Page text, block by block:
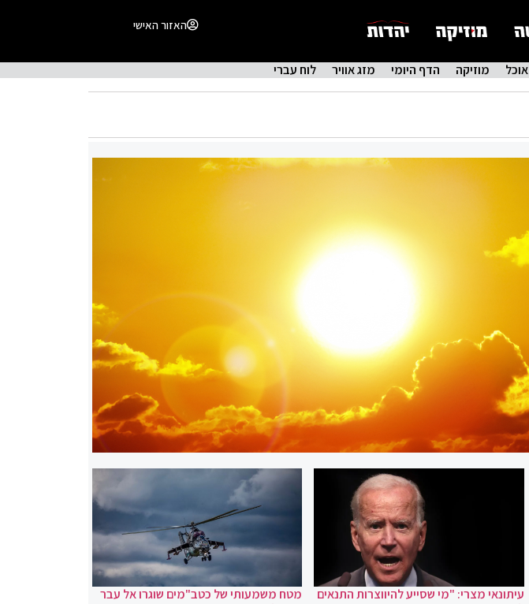
האזור האישי
אוכל מוזיקה הדף היומי מזג אוויר לוח עברי
עיתונאי מצרי: "מי שסייע להיווצרות התנאים
מטח משמעותי של כטב"מים שוגרו אל עבר